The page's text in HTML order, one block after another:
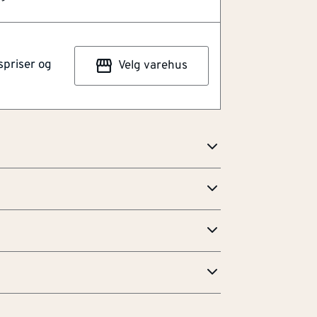
og
Velg varehus
blir bøyd, uten å knekke
kantstyrke og runde kanter. Med en
veggen og faste installasjoner.
inntrykk av å "dra opp" gulvet på